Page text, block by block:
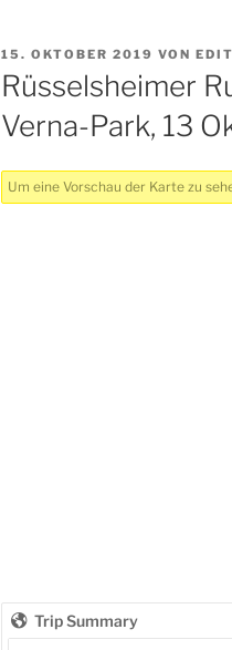
VERÖFFENTLICHT
AM
15. OKTOBER 2019 VON
Rüsselsheimer
Verna-Park, 13
Um eine Vorschau der Karte zu
Trip Summary